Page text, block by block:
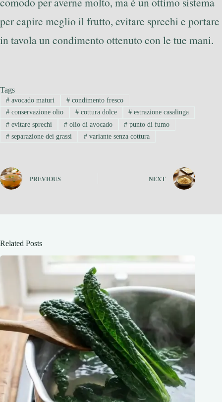
per capire meglio il frutto, evitare sprechi e portare
in tavola un condimento ottenuto con le tue mani.
Tags
#avocado maturi #condimento fresco
#conservazione olio #cottura dolce # estrazione casalinga
#evitare sprechi #olio di avocado # punto di fumo
#separazione dei grassi #variante senza cottura
PREVIOUS NEXT
Related Posts